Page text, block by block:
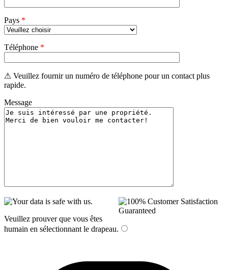
Pays *
Téléphone *
⚠ Veuillez fournir un numéro de téléphone pour un contact plus
rapide.
Message
Veuillez prouver que vous êtes
humain en sélectionnant le drapeau.